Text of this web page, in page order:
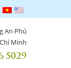
An Phú
Minh
5029